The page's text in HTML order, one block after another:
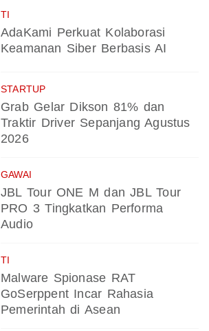
TI
AdaKami Perkuat Kolaborasi
Keamanan Siber Berbasis AI
STARTUP
Grab Gelar Dikson 81% dan
Traktir Driver Sepanjang Agustus
2026
GAWAI
JBL Tour ONE M dan JBL Tour
PRO 3 Tingkatkan Performa
Audio
TI
Malware Spionase RAT
GoSerppent Incar Rahasia
Pemerintah di Asean